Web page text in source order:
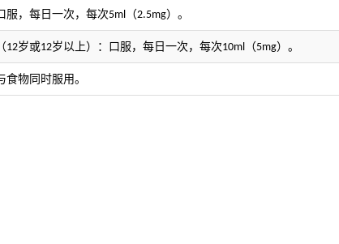
服，每日一次，每次5ml （2.5mg）。
12岁或12岁以上）：口服，每日一次，每次10ml （5mg）。
物同时服用。